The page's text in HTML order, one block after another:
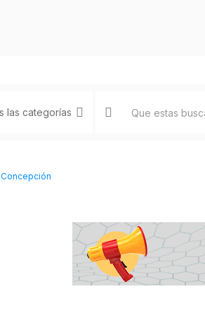
Concepción